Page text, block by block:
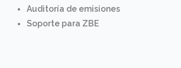
Auditoría de emisiones
Soporte para ZBE